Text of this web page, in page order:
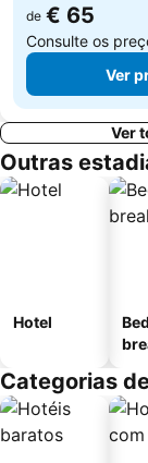
de € 65
Consulte os
Ver
Ver
Outras
Hotel
Categorias